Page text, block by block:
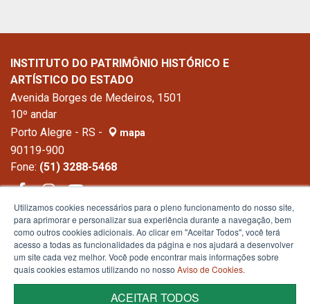
INSTITUTO DO PATRIMÔNIO HISTÓRICO E
ARTÍSTICO DO ESTADO
Avenida Borges de Medeiros, 1501
10º andar
Porto Alegre - RS -
mapa
90119-900
Fone: (51) 3288-5468
Utilizamos cookies necessários para o pleno funcionamento do nosso site,
para aprimorar e personalizar sua experiência durante a navegação, bem
como outros cookies adicionais. Ao clicar em "Aceitar Todos", você terá
acesso a todas as funcionalidades da página e nos ajudará a desenvolver
um site cada vez melhor. Você pode encontrar mais informações sobre
quais cookies estamos utilizando no nosso Aviso de Cookies.
ACEITAR TODOS